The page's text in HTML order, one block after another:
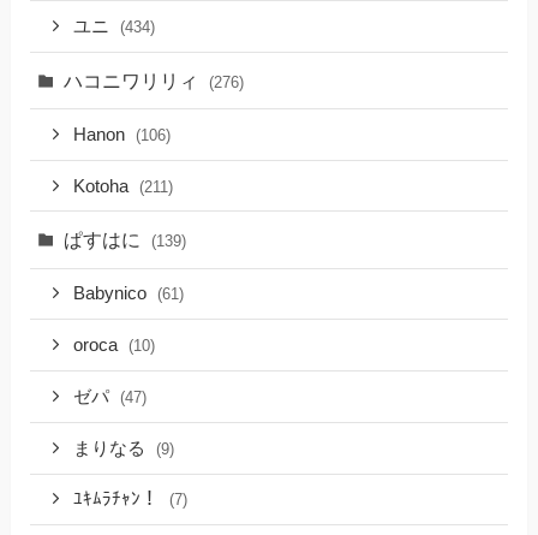
ユニ (434)
ハコニワリリィ (276)
Hanon (106)
Kotoha (211)
ぱすはに (139)
Babynico (61)
oroca (10)
ゼパ (47)
まりなる (9)
ﾕｷﾑﾗﾁｬﾝ！ (7)